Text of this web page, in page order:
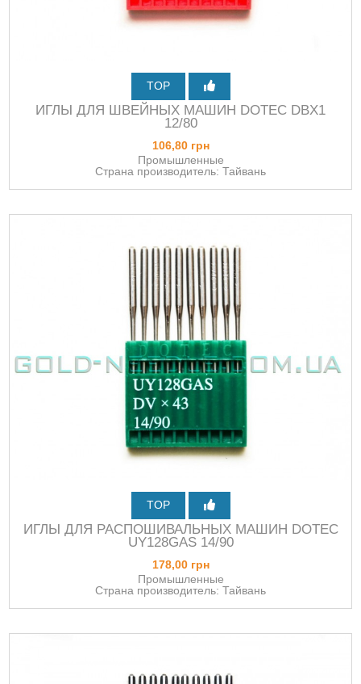
TOP
ИГЛЫ ДЛЯ ШВЕЙНЫХ МАШИН DOTEC DBХ1
12/80
106,80 грн
Промышленные
Страна производитель: Тайвань
TOP
ИГЛЫ ДЛЯ РАСПОШИВАЛЬНЫХ МАШИН DOTEC
UY128GAS 14/90
178,00 грн
Промышленные
Страна производитель: Тайвань